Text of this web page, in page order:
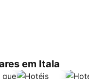
em Itala